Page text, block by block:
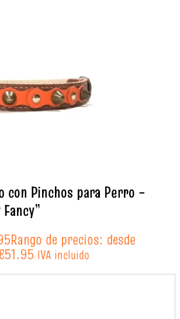
con Pinchos para Perro –
Rango de precios: desde
IVA incluido